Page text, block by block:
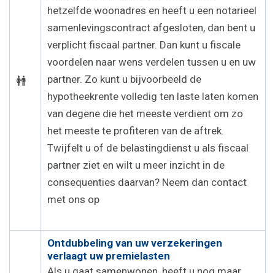
hetzelfde woonadres en heeft u een notarieel
samenlevingscontract afgesloten, dan bent u
verplicht fiscaal partner. Dan kunt u fiscale
voordelen naar wens verdelen tussen u en uw
partner. Zo kunt u bijvoorbeeld de
hypotheekrente volledig ten laste laten komen
van degene die het meeste verdient om zo
het meeste te profiteren van de aftrek.
Twijfelt u of de belastingdienst u als fiscaal
partner ziet en wilt u meer inzicht in de
consequenties daarvan? Neem dan contact
met ons op
Ontdubbeling van uw verzekeringen
verlaagt uw premielasten